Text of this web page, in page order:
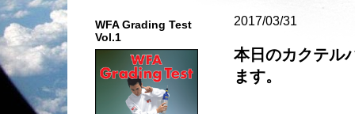
2017/03/31
本日のカクテル
ます。
WFA Grading Test
Vol.1